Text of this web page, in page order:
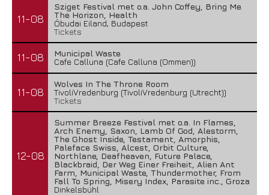
11-08
Sziget Festival met o.a. John Coffey, Bring Me
The Horizon, Health
Óbudai Eiland, Budapest
Tickets
11-08
Municipal Waste
Cafe Calluna (Cafe Calluna (Ommen))
11-08
Wolves In The Throne Room
TivoliVredenburg (TivoliVredenburg (Utrecht))
Tickets
12-08
Summer Breeze Festival met o.a. In Flames,
Arch Enemy, Saxon, Lamb Of God, Alestorm,
The Ghost Inside, Testament, Amorphis,
Paleface Swiss, Alcest, Orbit Culture,
Northlane, Deafheaven, Future Palace,
Blackbraid, Der Weg Einer Freiheit, Alien Ant
Farm, Municipal Waste, Thundermother, From
Fall To Spring, Misery Index, Parasite inc., Groza
Dinkelsbühl